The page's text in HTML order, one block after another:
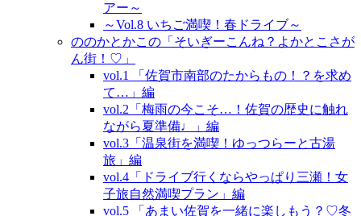
アー～
～Vol.8 いちご満喫！春ドライブ～
ののかとかこの「そいぎーこんね？よかとこさが
ん街！♡」
vol.1 「佐賀市南部のたからもの！？を求め
て…」編
vol.2「梅雨の今こそ…！佐賀の歴史に触れ
ながら夏準備♩」編
vol.3「温泉街を満喫！ゆっつらーと古湯
旅」編
vol.4「ドライブ行くならやっぱり三瀬！女
子旅自然満喫プラン」編
vol.5 「あまい佐賀を一緒に楽しもう？♡冬